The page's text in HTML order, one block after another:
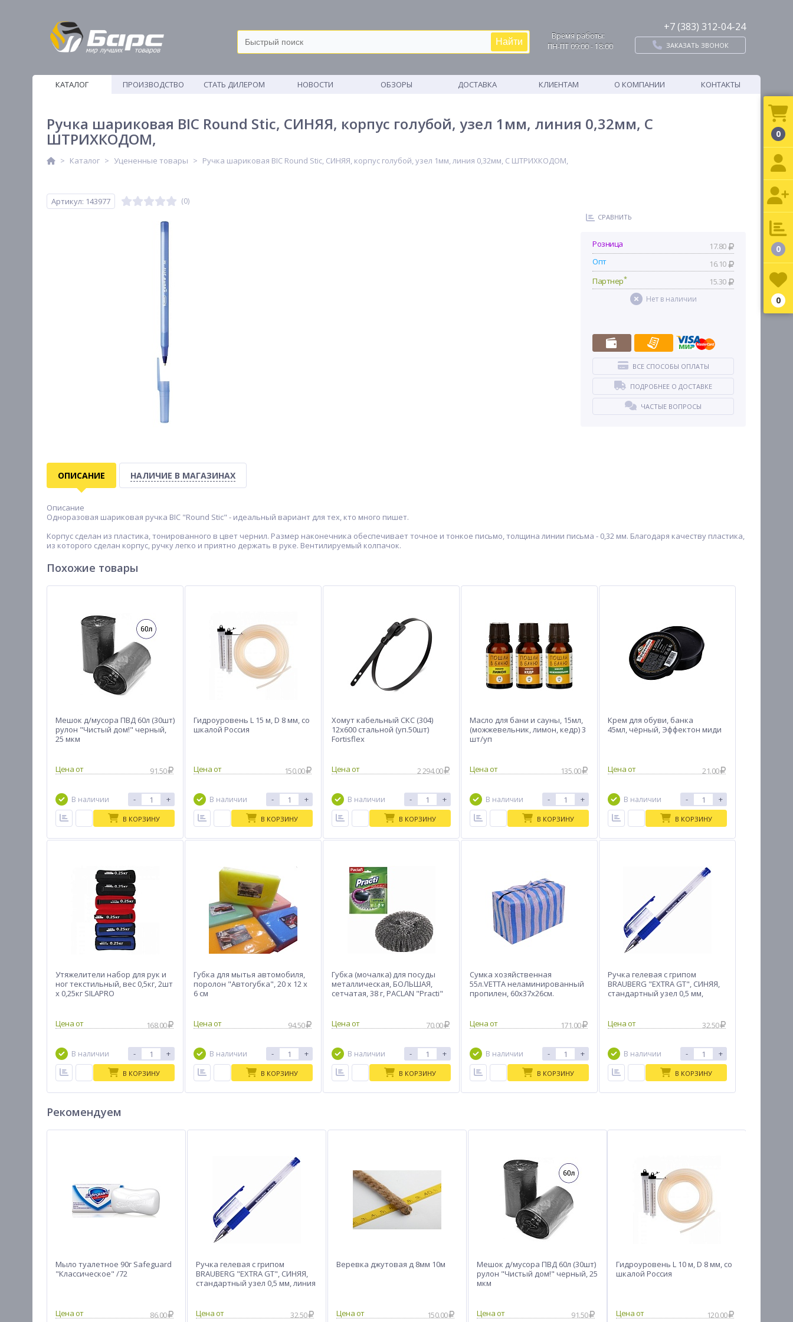
Найти
Время работы:
ПН-ПТ 09:00 - 18:00
+7 (383) 312-04-24
ЗАКАЗАТЬ ЗВОНОК
КАТАЛОГ
ПРОИЗВОДСТВО
СТАТЬ ДИЛЕРОМ НОВОСТИ ОБЗОРЫ ДОСТАВКА КЛИЕНТАМ О КОМПАНИИ КОНТАКТЫ
Ручка шариковая BIC Round Stic, СИНЯЯ, корпус голубой, узел 1мм, линия 0,32мм, С
ШТРИХКОДОМ,
Каталог Уцененные товары Ручка шариковая BIC Round Stic, СИНЯЯ, корпус голубой, узел 1мм, линия 0,32мм, С ШТРИХКОДОМ,
Артикул: 143977 (0)
СРАВНИТЬ
Розница
17.80
Опт
16.10
Партнер* 15.30
Нет в наличии
ВСЕ СПОСОБЫ ОПЛАТЫ
ПОДРОБНЕЕ О ДОСТАВКЕ
ЧАСТЫЕ ВОПРОСЫ
ОПИСАНИЕ НАЛИЧИЕ В МАГАЗИНАХ
Описание
Одноразовая шариковая ручка BIC "Round Stic" - идеальный вариант для тех, кто много пишет.
Корпус сделан из пластика, тонированного в цвет чернил. Размер наконечника обеспечивает точное и тонкое письмо, толщина линии письма - 0,32 мм. Благодаря качеству пластика,
из которого сделан корпус, ручку легко и приятно держать в руке. Вентилируемый колпачок.
Похожие товары
Мешок д/мусора ПВД 60л (30шт)
рулон "Чистый дом!" черный,
25 мкм
Цена от 91.50
В наличии - +
В КОРЗИНУ
Гидроуровень L 15 м, D 8 мм, со
шкалой Россия
Цена от 150.00
В наличии - +
В КОРЗИНУ
Хомут кабельный СКС (304)
12х600 стальной (уп.50шт)
Fortisflex
Цена от 2 294.00
В наличии - +
В КОРЗИНУ
Масло для бани и сауны, 15мл,
(можжевельник, лимон, кедр) 3
шт/уп
Цена от 135.00
В наличии - +
В КОРЗИНУ
Крем для обуви, банка
45мл, чёрный, Эффектон миди
Цена от 21.00
В наличии - +
В КОРЗИНУ
Утяжелители набор для рук и
ног текстильный, вес 0,5кг, 2шт
х 0,25кг SILAPRO
Цена от 168.00
В наличии - +
В КОРЗИНУ
Губка для мытья автомобиля,
поролон "Автогубка", 20 х 12 х
6 см
Цена от 94.50
В наличии - +
В КОРЗИНУ
Губка (мочалка) для посуды
металлическая, БОЛЬШАЯ,
сетчатая, 38 г, PACLAN "Practi"
Цена от 70.00
В наличии - +
В КОРЗИНУ
Сумка хозяйственная
55л.VETTA неламинированный
пропилен, 60х37х26см.
Цена от 171.00
В наличии - +
В КОРЗИНУ
Ручка гелевая с грипом
BRAUBERG "EXTRA GT", СИНЯЯ,
стандартный узел 0,5 мм,
Цена от
32.50
В наличии - +
В КОРЗИНУ
Рекомендуем
Мыло туалетное 90г Safeguard
"Классическое" /72
86.00
Ручка гелевая с грипом
BRAUBERG "EXTRA GT", СИНЯЯ,
стандартный узел 0,5 мм, линия
32.50
Веревка джутовая д 8мм 10м
150.00
Мешок д/мусора ПВД 60л (30шт)
рулон "Чистый дом!" черный, 25
мкм
91.50
Гидроуровень L 10 м, D 8 мм, со
шкалой Россия
120.00
0
0
0